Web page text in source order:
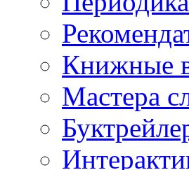
Книжные
Мастера